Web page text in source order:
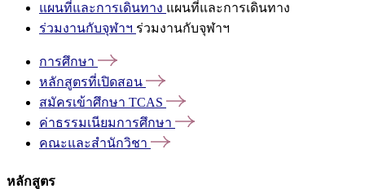
แผนที่และการเดินทาง แผนที่และการเดินทาง
ร่วมงานกับจุฬาฯ ร่วมงานกับจุฬาฯ
การศึกษา
หลักสูตรที่เปิดสอน
สมัครเข้าศึกษา TCAS
ค่าธรรมเนียมการศึกษา
คณะและสำนักวิชา
หลักสูตร